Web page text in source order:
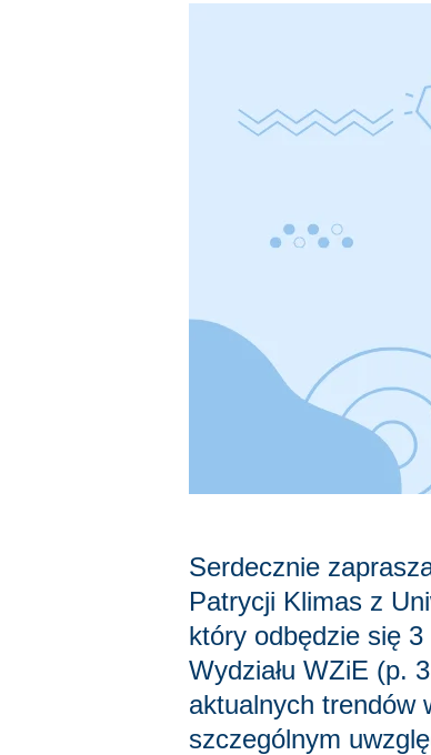
Serdecznie
Patrycji Klimas z
który odbędzie się
Wydziału WZiE (p.
aktualnych trendów
szczególnym